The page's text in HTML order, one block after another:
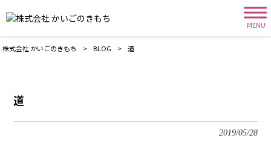
MENU
株式会社 かいごのきもち > BLOG > 道
道
2019/05/28